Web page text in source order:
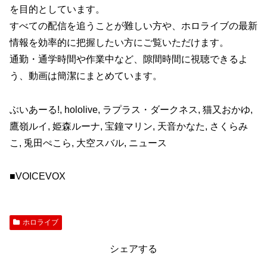
を目的としています。
すべての配信を追うことが難しい方や、ホロライブの最新
情報を効率的に把握したい方にご覧いただけます。
通勤・通学時間や作業中など、隙間時間に視聴できるよ
う、動画は簡潔にまとめています。
ぶいあーる!, hololive, ラプラス・ダークネス, 猫又おかゆ,
鷹嶺ルイ, 姫森ルーナ, 宝鐘マリン, 天音かなた, さくらみ
こ, 兎田ぺこら, 大空スバル, ニュース
■VOICEVOX
ホロライブ
シェアする